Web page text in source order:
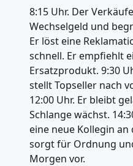
8:15 Uhr. Der
Wechselgeld und
Er löst eine
schnell. Er empfiehlt
Ersatzprodukt. 9:30
stellt Topseller nach
12:00 Uhr. Er bleibt
Schlange wächst.
eine neue Kollegin an
sorgt für Ordnung
Morgen vor.